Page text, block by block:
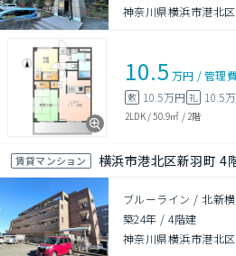
神奈川県横浜市港北
10.5 万円 /管理
敷 10.5万円 礼 10.5
2LDK/50.9㎡ / 2階
賃貸マンション 横浜市港北区新羽町 4
ブルーライン / 北新
築24年 /4階建
神奈川県横浜市港北